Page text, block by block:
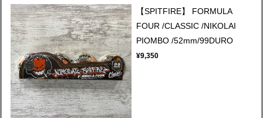
【SPITFIRE】 FORMULA
FOUR /CLASSIC /NIKOLAI
PIOMBO /52mm/99DURO
¥9,350